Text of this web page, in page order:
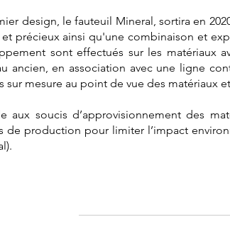
design, le fauteuil Mineral, sortira en
précieux ainsi qu'une combinaison et
sont effectués sur les matériaux
ancien, en association avec une ligne
sur mesure au point de vue des matériaux
aux soucis d’approvisionnement des
de production pour limiter l’impact